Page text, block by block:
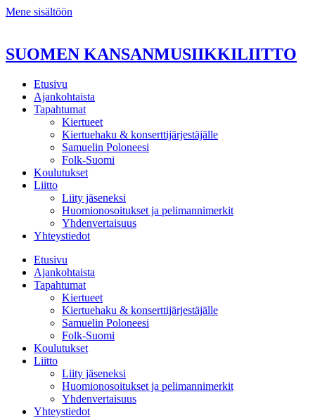
Mene sisältöön
SUOMEN KANSANMUSIIKKILIITTO
Etusivu
Ajankohtaista
Tapahtumat
Kiertueet
Kiertuehaku & konserttijärjestäjälle
Samuelin Poloneesi
Folk-Suomi
Koulutukset
Liitto
Liity jäseneksi
Huomionosoitukset ja pelimannimerkit
Yhdenvertaisuus
Yhteystiedot
Etusivu
Ajankohtaista
Tapahtumat
Kiertueet
Kiertuehaku & konserttijärjestäjälle
Samuelin Poloneesi
Folk-Suomi
Koulutukset
Liitto
Liity jäseneksi
Huomionosoitukset ja pelimannimerkit
Yhdenvertaisuus
Yhteystiedot